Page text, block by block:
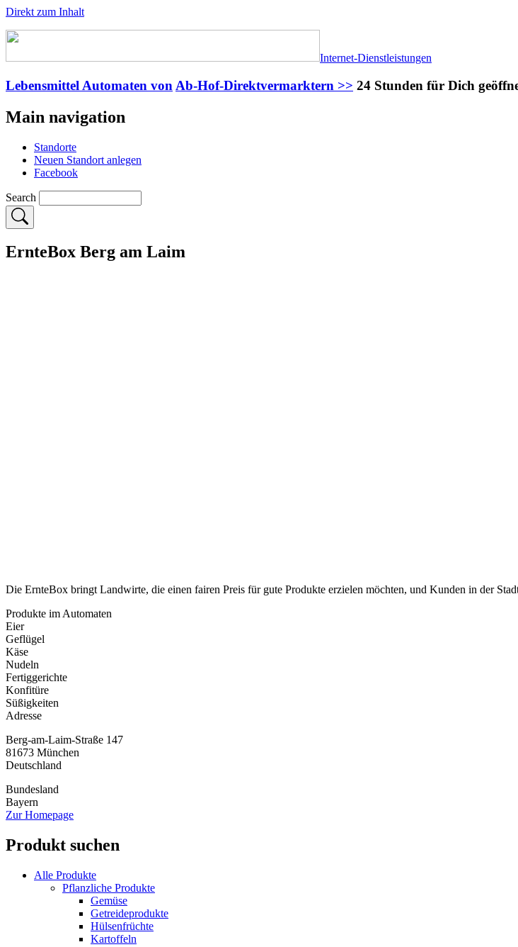
Direkt zum Inhalt
Internet-Dienstleistungen
Lebensmittel Automaten von Ab-Hof-Direktvermarktern >> 24 Stunden für Dich
Main navigation
Standorte
Neuen Standort anlegen
Facebook
Search
ErnteBox Berg am Laim
Die ErnteBox bringt Landwirte, die einen fairen Preis für gute Produkte erzielen möchten, und Kunden in der
Produkte im Automaten
Eier
Geflügel
Käse
Nudeln
Fertiggerichte
Konfitüre
Süßigkeiten
Adresse
Berg-am-Laim-Straße 147
81673 München
Deutschland
Bundesland
Bayern
Zur Homepage
Produkt suchen
Alle Produkte
Pflanzliche Produkte
Gemüse
Getreideprodukte
Hülsenfrüchte
Kartoffeln